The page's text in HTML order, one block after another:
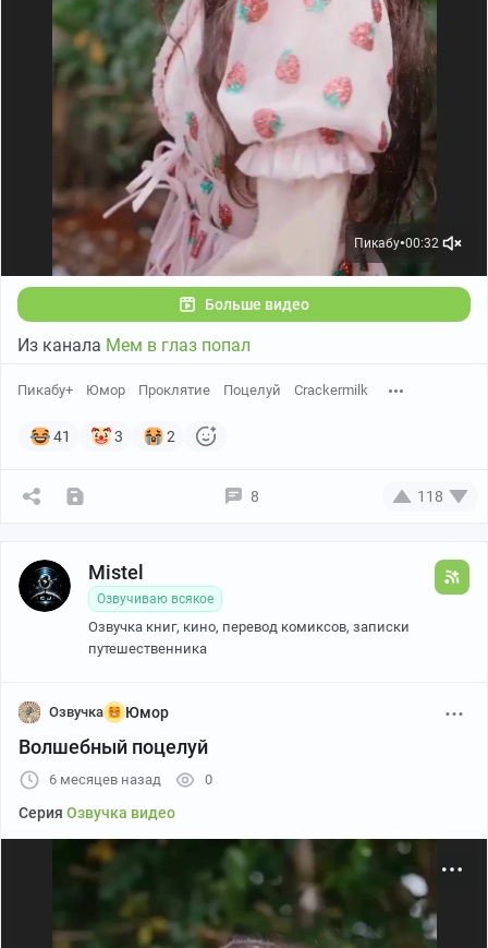
Пикабу●00:32
Больше видео
Из канала Мем в глаз попал
Пикабу+ Юмор Проклятие Поцелуй Crackermilk
41 3 2
8 118
Mistel
Озвучиваю всякое
Озвучка книг, кино, перевод комиксов, записки
путешественника
Озвучка Юмор
Волшебный поцелуй
6 месяцев назад 0
Серия Озвучка видео